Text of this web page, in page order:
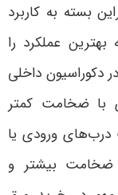
بسته به کاربرد
عملکرد را
دکوراسیون داخلی
با ضخامت کمتر
درب‌های ورودی یا
ضخامت بیشتر و